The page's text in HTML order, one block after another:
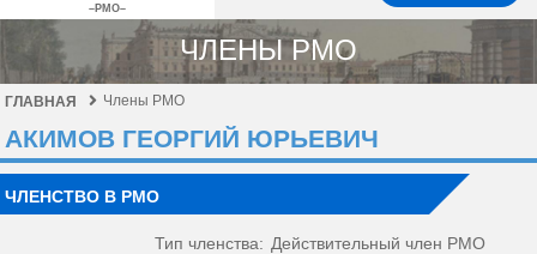
–РМО–
ЧЛЕНЫ РМО
ГЛАВНАЯ Члены РМО
АКИМОВ ГЕОРГИЙ ЮРЬЕВИЧ
ЧЛЕНСТВО В РМО
Тип членства: Действительный член РМО